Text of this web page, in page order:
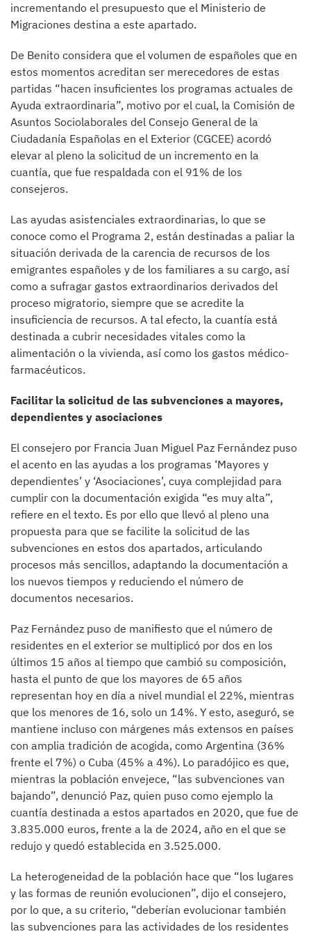
incrementando el presupuesto que el Ministerio de
Migraciones destina a este apartado.
De Benito considera que el volumen de españoles que en
estos momentos acreditan ser merecedores de estas
partidas “hacen insuficientes los programas actuales de
Ayuda extraordinaria”, motivo por el cual, la Comisión de
Asuntos Sociolaborales del Consejo General de la
Ciudadanía Españolas en el Exterior (CGCEE) acordó
elevar al pleno la solicitud de un incremento en la
cuantía, que fue respaldada con el 91% de los
consejeros.
Las ayudas asistenciales extraordinarias, lo que se
conoce como el Programa 2, están destinadas a paliar la
situación derivada de la carencia de recursos de los
emigrantes españoles y de los familiares a su cargo, así
como a sufragar gastos extraordinarios derivados del
proceso migratorio, siempre que se acredite la
insuficiencia de recursos. A tal efecto, la cuantía está
destinada a cubrir necesidades vitales como la
alimentación o la vivienda, así como los gastos médico-
farmacéuticos.
Facilitar la solicitud de las subvenciones a mayores,
dependientes y asociaciones
El consejero por Francia Juan Miguel Paz Fernández puso
el acento en las ayudas a los programas ‘Mayores y
dependientes’ y ‘Asociaciones’, cuya complejidad para
cumplir con la documentación exigida “es muy alta”,
refiere en el texto. Es por ello que llevó al pleno una
propuesta para que se facilite la solicitud de las
subvenciones en estos dos apartados, articulando
procesos más sencillos, adaptando la documentación a
los nuevos tiempos y reduciendo el número de
documentos necesarios.
Paz Fernández puso de manifiesto que el número de
residentes en el exterior se multiplicó por dos en los
últimos 15 años al tiempo que cambió su composición,
hasta el punto de que los mayores de 65 años
representan hoy en día a nivel mundial el 22%, mientras
que los menores de 16, solo un 14%. Y esto, aseguró, se
mantiene incluso con márgenes más extensos en países
con amplia tradición de acogida, como Argentina (36%
frente el 7%) o Cuba (45% a 4%). Lo paradójico es que,
mientras la población envejece, “las subvenciones van
bajando”, denunció Paz, quien puso como ejemplo la
cuantía destinada a estos apartados en 2020, que fue de
3.835.000 euros, frente a la de 2024, año en el que se
redujo y quedó establecida en 3.525.000.
La heterogeneidad de la población hace que “los lugares
y las formas de reunión evolucionen”, dijo el consejero,
por lo que, a su criterio, “deberían evolucionar también
las subvenciones para las actividades de los residentes